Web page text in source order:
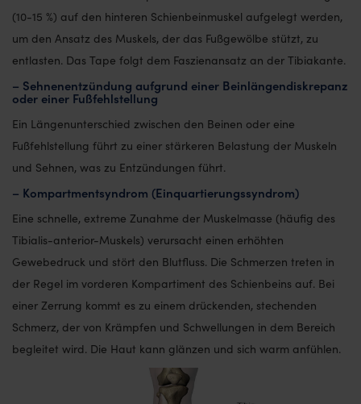
(10-15 %) auf den hinteren Schienbeinmuskel aufgelegt werden,
um den Ansatz des Muskels, der das Fußgewölbe stützt, zu
entlasten. Das Tape folgt dem Faszienansatz an der Tibiakante.
– Sehnenentzündung aufgrund einer Beinlängendiskrepanz
oder einer Fußfehlstellung
Ein Längenunterschied zwischen den Beinen oder eine
Fußfehlstellung führt zu einer stärkeren Belastung der Muskeln
und Sehnen, was zu Entzündungen führt.
– Kompartmentsyndrom (Einquartierungssyndrom)
Eine schnelle, extreme Zunahme der Muskelmasse (häufig des
Tibialis-anterior-Muskels) verursacht einen erhöhten
Gewebedruck und stört den Blutfluss. Die Schmerzen treten in
der Regel im vorderen Kompartiment des Schienbeins auf. Bei
einer Zerrung kommt es zu einem drückenden, stechenden
Schmerz, der von Krämpfen und Schwellungen in dem Bereich
begleitet wird. Die Haut kann glänzen und sich warm anfühlen.